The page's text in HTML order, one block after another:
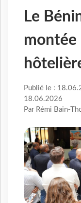
Le
montée
Publié le :
18.06.2026
Par Rémi Bain-